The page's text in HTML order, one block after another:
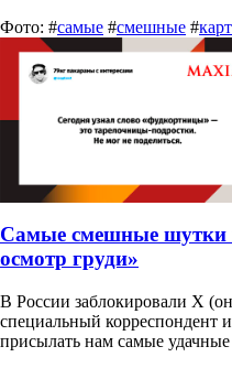
Фото: #самые #смешные #
Самые смешные шутки
осмотр груди»
В России заблокировали X
специальный корреспондент
присылать нам самые